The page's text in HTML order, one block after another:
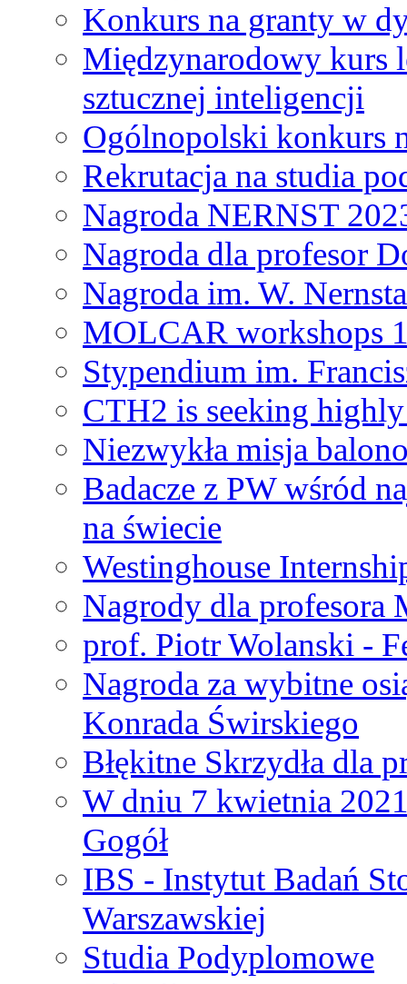
Konkurs na granty w
Międzynarodowy kurs
sztucznej inteligencji
Ogólnopolski konkurs
Rekrutacja na studia
Nagroda NERNST
Nagroda dla profesor
Nagroda im. W.
MOLCAR workshops
Stypendium im.
CTH2 is seeking
Niezwykła misja
Badacze z PW wśród
na świecie
Westinghouse
Nagrody dla profesora
prof. Piotr Wolanski -
Nagroda za wybitne
Konrada Świrskiego
Błękitne Skrzydła dla
W dniu 7 kwietnia
Gogół
IBS - Instytut Badań
Warszawskiej
Studia Podyplomowe